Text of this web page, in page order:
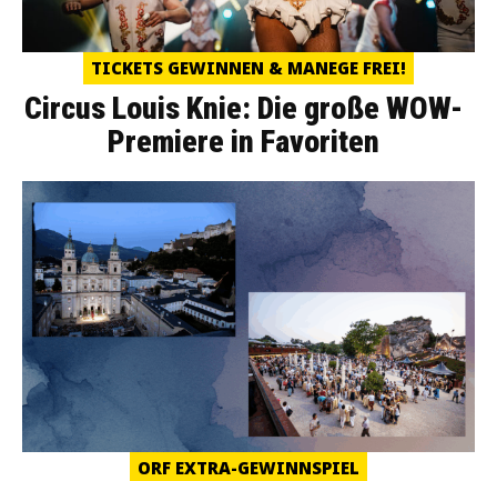
TICKETS GEWINNEN & MANEGE FREI!
Circus Louis Knie: Die große WOW-
Premiere in Favoriten
ORF EXTRA-GEWINNSPIEL